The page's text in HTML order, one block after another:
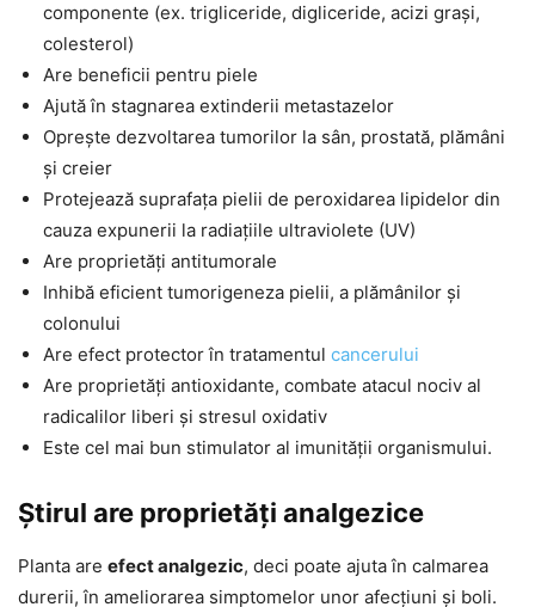
componente (ex. trigliceride, digliceride, acizi grași,
colesterol)
Are beneficii pentru piele
Ajută în stagnarea extinderii metastazelor
Oprește dezvoltarea tumorilor la sân, prostată, plămâni
și creier
Protejează suprafața pielii de peroxidarea lipidelor din
cauza expunerii la radiațiile ultraviolete (UV)
Are proprietăți antitumorale
Inhibă eficient tumorigeneza pielii, a plămânilor și
colonului
Are efect protector în tratamentul cancerului
Are proprietăți antioxidante, combate atacul nociv al
radicalilor liberi și stresul oxidativ
Este cel mai bun stimulator al imunității organismului.
Știrul are proprietăți analgezice
Planta are efect analgezic, deci poate ajuta în calmarea
durerii, în ameliorarea simptomelor unor afecțiuni și boli.